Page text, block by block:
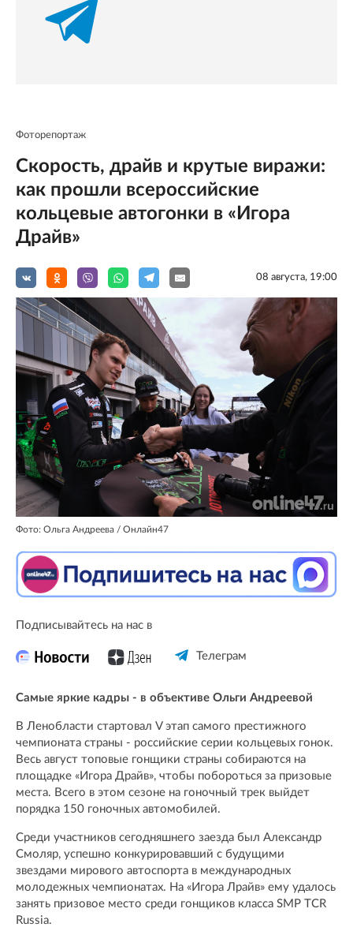
Фоторепортаж
Скорость, драйв и крутые виражи:
как прошли всероссийские
кольцевые автогонки в «Игора
Драйв»
08 августа, 19:00
Фото: Ольга Андреева / Онлайн47
Подписывайтесь на нас в
Телеграм
Самые яркие кадры - в объективе Ольги Андреевой
В Ленобласти стартовал V этап самого престижного
чемпионата страны - российские серии кольцевых гонок.
Весь август топовые гонщики страны собираются на
площадке «Игора Драйв», чтобы побороться за призовые
места. Всего в этом сезоне на гоночный трек выйдет
порядка 150 гоночных автомобилей.
Среди участников сегодняшнего заезда был Александр
Смоляр, успешно конкурировавший с будущими
звездами мирового автоспорта в международных
молодежных чемпионатах. На «Игора Лрайв» ему удалось
занять призовое место среди гонщиков класса SMP TCR
Russia.